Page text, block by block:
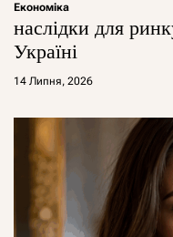
Економіка
наслідки для
Україні
14 Липня, 2026